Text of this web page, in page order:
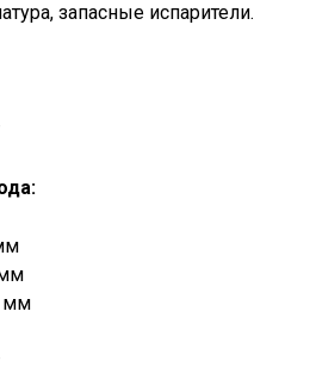
запасные испарители.
мм